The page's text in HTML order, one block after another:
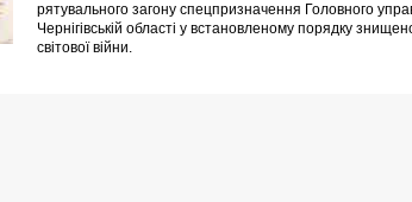
рятувального загону спецпризначення Головного
Чернігівській області у встановленому порядку
світової війни.